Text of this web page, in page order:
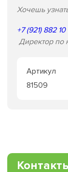
Хочешь
+7 (921) 882 10
Директор по
Артикул
81509